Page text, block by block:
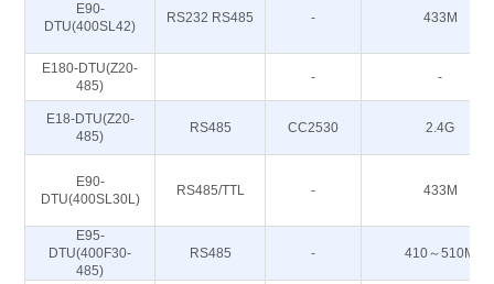
E90-
DTU(400SL42)
RS232 RS485 - 433M
E180-DTU(Z20-
485)
- -
E18-DTU(Z20-
485)
RS485 CC2530 2.4G
E90-
DTU(400SL30L)
RS485/TTL - 433M
E95-
DTU(400F30-
485)
RS485 - 410～510M